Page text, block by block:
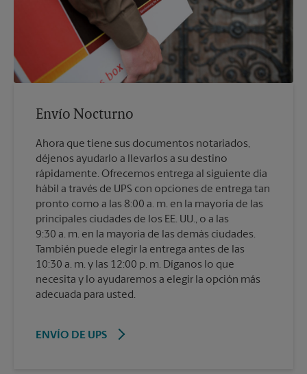
Envío Nocturno
Ahora que tiene sus documentos notariados,
déjenos ayudarlo a llevarlos a su destino
rápidamente. Ofrecemos entrega al siguiente día
hábil a través de UPS con opciones de entrega tan
pronto como a las 8:00 a. m. en la mayoría de las
principales ciudades de los EE. UU., o a las
9:30 a. m. en la mayoría de las demás ciudades.
También puede elegir la entrega antes de las
10:30 a. m. y las 12:00 p. m. Díganos lo que
necesita y lo ayudaremos a elegir la opción más
adecuada para usted.
ENVÍO DE UPS